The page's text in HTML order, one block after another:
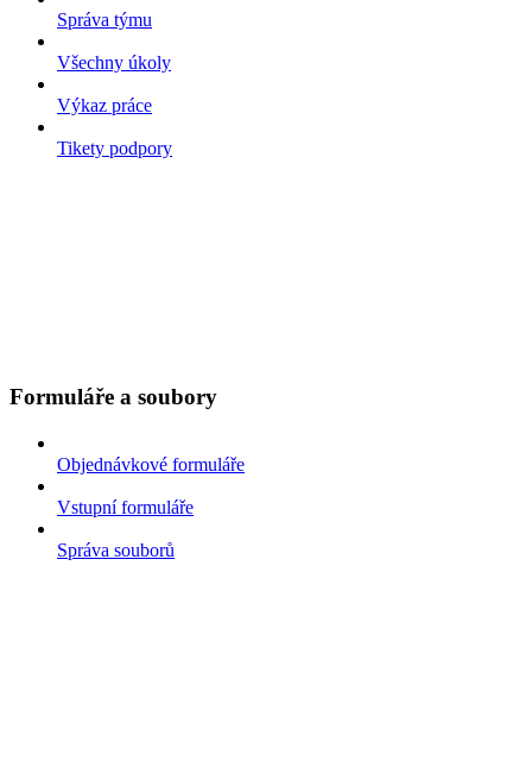
Správa týmu
Všechny úkoly
Výkaz práce
Tikety podpory
Formuláře a soubory
Objednávkové formuláře
Vstupní formuláře
Správa souborů